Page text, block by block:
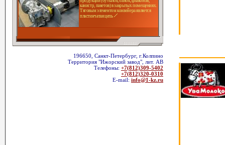
канистр, пакетов) в закрытых помещениях.
Тяговым элементом конвейера является
пластинчатая цепь
196650, Санкт-Петербург, г.Колпино
Территория "Ижорский завод", лит. АВ
Телефоны: +7(812)309-5402
+7(812)320-0310
E-mail: info@1-kz.ru